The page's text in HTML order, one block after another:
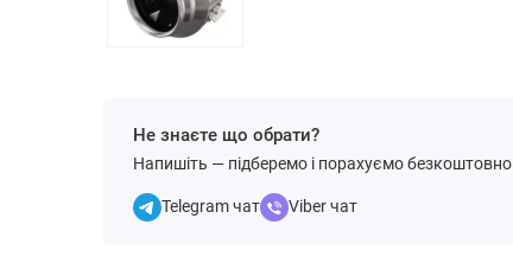
Не знаєте що обрати?
Напишіть — підберемо і порахуємо безкоштовно
Telegram чат Viber чат